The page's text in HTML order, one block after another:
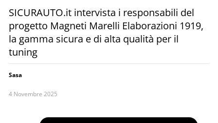
SICURAUTO.it intervista i responsabili del
progetto Magneti Marelli Elaborazioni 1919,
la gamma sicura e di alta qualità per il
tuning
Sasa
4 Novembre 2025